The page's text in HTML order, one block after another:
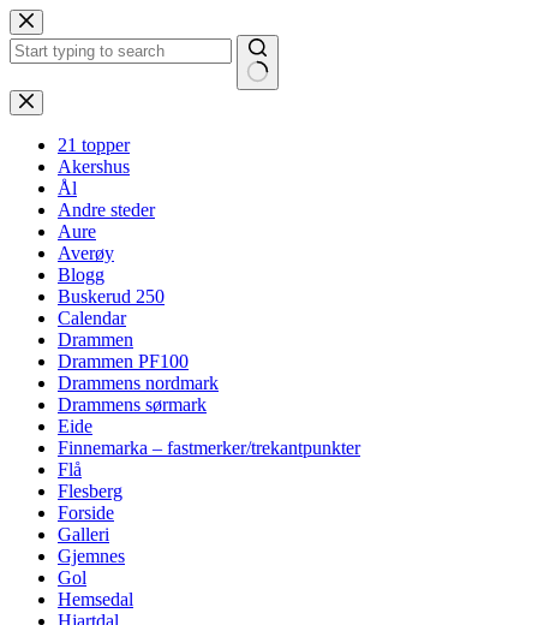
Hopp
til
innholdet
Ingen
resultater
21 topper
Akershus
Ål
Andre steder
Aure
Averøy
Blogg
Buskerud 250
Calendar
Drammen
Drammen PF100
Drammens nordmark
Drammens sørmark
Eide
Finnemarka – fastmerker/trekantpunkter
Flå
Flesberg
Forside
Galleri
Gjemnes
Gol
Hemsedal
Hjartdal